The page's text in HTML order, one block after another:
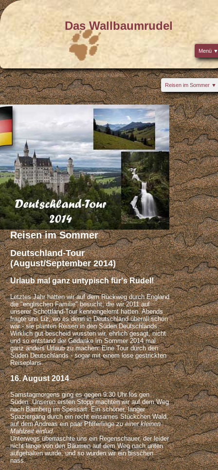
Das Wallbaumrudel
Menü
Reisen im
Winter
special
events
Sports-
Reisen im Sommer
Gotland (2018)
Dänemark (2016)
Angel-Wochenende an der Wenne (2016)
Ostern auf Fehmarn (2016)
Mosel (2014)
Deutschland-Tour (2014)
Gotland (2014)
Loreley (2013)
Schottland (2013)
Schottland - Äußere Hebriden (2012)
Norwegen (2011)
Schottland - Äußere Hebriden (2010)
Halk (2008)
Norwegen (2008)
Halk (2007)
Frankteich (2007)
Schottland (2005)
Reisen im Sommer
Deutschland-Tour
(August/September 2014)
Urlaub mal ganz untypisch für's Rudel!
Letztes Jahr hatten wir auf dem Rückweg durch England
die "englischen Familie" besucht, die wir 2011 auf
unserer Schottland-Tour kennengelernt hatten. Abends
fragte uns Liz, wo es denn in Deutschland überall schön
war - sie planten Reisen in den Süden Deutschlands.
Wirklich gut bescheid wussten wir, ehrlich gesagt, nicht
und so entstand der Gedanke im Sommer 2014 mal
ganz anders Urlaub zu machen: Eine Tour durch den
Süden Deutschlands - sogar mit einem lose gestrickten
Reiseplans.
16. August 2014
Samstagmorgens ging es gegen 9:30 Uhr los gen
Süden. Unseren ersten Stopp machten wir auf dem Weg
nach Bamberg im Spessart: Ein schöner, langer
Spaziergang durch ein recht einsames Stückchen Wald,
auf dem Andreas ein paar Pfifferlingezu einer kleinen
Mahlzeit einlud.
Unterwegs überraschte uns ein Regenschauer, der leider
nicht lange von den Bäumen auf dem Weg nach unten
aufgehalten wurde, und so wurden wir ein bisschen
nass.